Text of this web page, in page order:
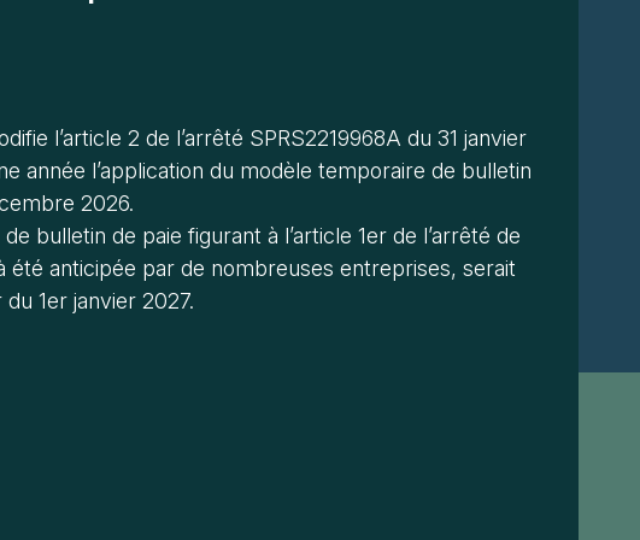
l’article 2 de l’arrêté SPRS2219968A du 31 janvier
année l’application du modèle temporaire de bulletin
2026.
bulletin de paie figurant à l’article 1er de l’arrêté de
été anticipée par de nombreuses entreprises, serait
1er janvier 2027.